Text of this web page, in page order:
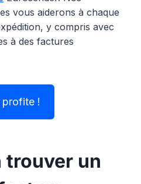
vous aiderons à chaque
y compris avec
à des factures
profite !
trouver un